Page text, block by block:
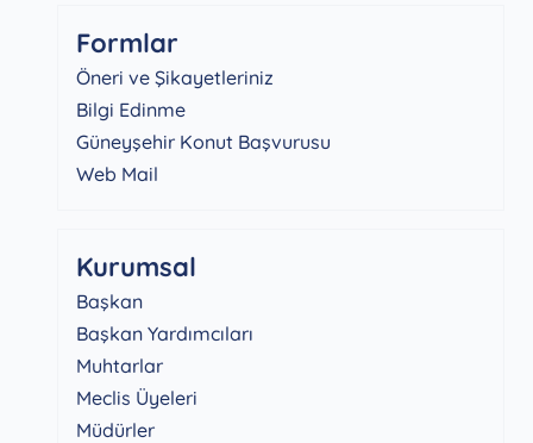
Formlar
Öneri ve Şikayetleriniz
Bilgi Edinme
Güneyşehir Konut Başvurusu
Web Mail
Kurumsal
Başkan
Başkan Yardımcıları
Muhtarlar
Meclis Üyeleri
Müdürler